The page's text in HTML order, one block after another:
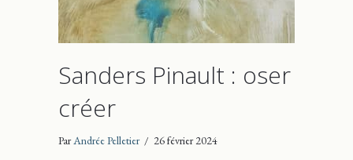
Sanders Pinault : oser
créer
ParAndrée Pelletier / 26 février 2024